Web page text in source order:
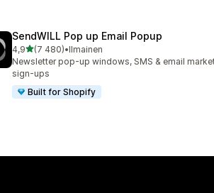
SendWILL Pop up Email Popup
4,9/ 5 tähteä
(7 480)
7480 arvostelua yhteensä
•Ilmainen
Newsletter pop-up windows, SMS & email
sign-ups
Built for Shopify